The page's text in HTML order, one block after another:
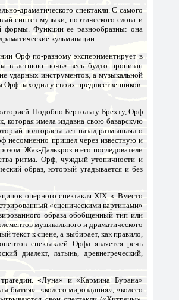
драматического спектакля. С самого
синтез музыки, поэтического слова и
формы. Функции ее разнообразны: она
кульминации.
Орф по-разному экспериментирует в
в летнюю ночь» весь будто пронизан
ударных инструментов, а музыкальной
находил у своих предшественников:
Подобно Бертольту Брехту, Орф
которая имела издавна свою баварскую
полтораста лет назад размышлял о
несомненно пришел через известную и
Жак-Далькроз и его последователи
ритма. Орф, чуждый утопичности и
образ, который угадывается и без
оперного спектакля XIX в. Вместо
«сценическими картинами»
образа обобщенный тип или
музыкального и драматического
текст к сцене, а выбирает, как правило,
спектаклей Орфа является речь
диалект, латынь, древнегреческий,
«Луна» и «Кармина Бурана»
бытия»: «колесо мироздания», «колесо